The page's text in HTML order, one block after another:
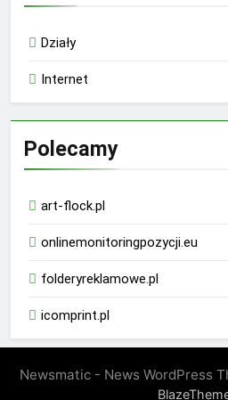
Działy
Internet
Polecamy
art-flock.pl
onlinemonitoringpozycji.eu
folderyreklamowe.pl
icomprint.pl
Newsmatic - News WordPress